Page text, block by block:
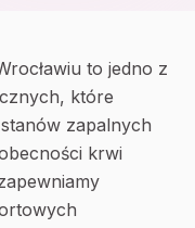
to jedno z
które
zapalnych
krwi